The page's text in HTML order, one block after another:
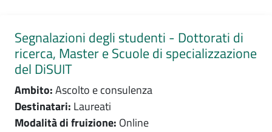
Segnalazioni degli studenti - Dottorati di
ricerca, Master e Scuole di specializzazione
del DiSUIT
Ambito:Ascolto e consulenza
Destinatari: Laureati
Modalità di fruizione: Online